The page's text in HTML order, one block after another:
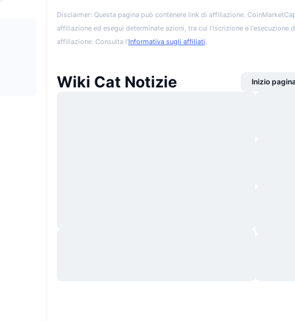
Disclaimer: Questa pagina può contenere link di affiliazione.
affiliazione ed esegui determinate azioni, tra cui l'iscrizione e l'esecuzione
affiliazione. Consulta l'Informativa sugli affiliati.
Wiki Cat Notizie Inizio